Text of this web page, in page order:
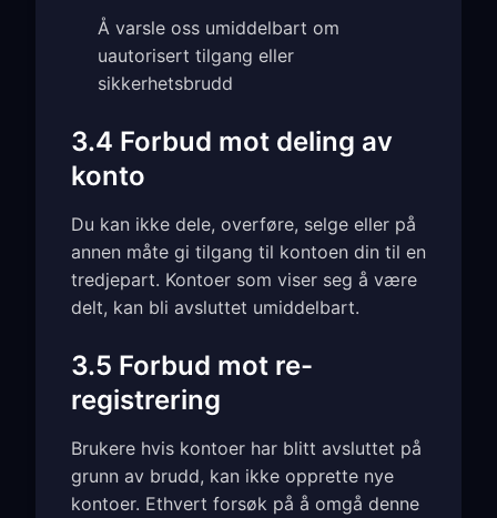
Å varsle oss umiddelbart om
uautorisert tilgang eller
sikkerhetsbrudd
3.4 Forbud mot deling av
konto
Du kan ikke dele, overføre, selge eller på
annen måte gi tilgang til kontoen din til en
tredjepart. Kontoer som viser seg å være
delt, kan bli avsluttet umiddelbart.
3.5 Forbud mot re-
registrering
Brukere hvis kontoer har blitt avsluttet på
grunn av brudd, kan ikke opprette nye
kontoer. Ethvert forsøk på å omgå denne